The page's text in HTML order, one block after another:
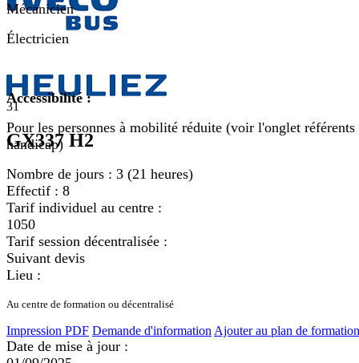
31
GX337 H2
Mécanicien
Électricien
Accessibilité :
Pour les personnes à mobilité réduite (voir l'onglet référents
handicap)
Nombre de jours : 3 (21 heures)
Effectif : 8
Tarif individuel au centre :
1050
Tarif session décentralisée :
Suivant devis
Lieu :
Au centre de formation ou décentralisé
Impression PDF Demande d'information Ajouter au plan de formation
Date de mise à jour :